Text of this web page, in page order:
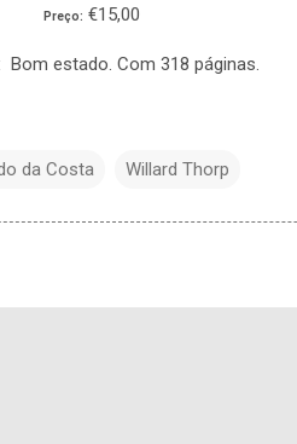
Preço: €15,00
Bom estado. Com 318 páginas.
da Costa Willard Thorp